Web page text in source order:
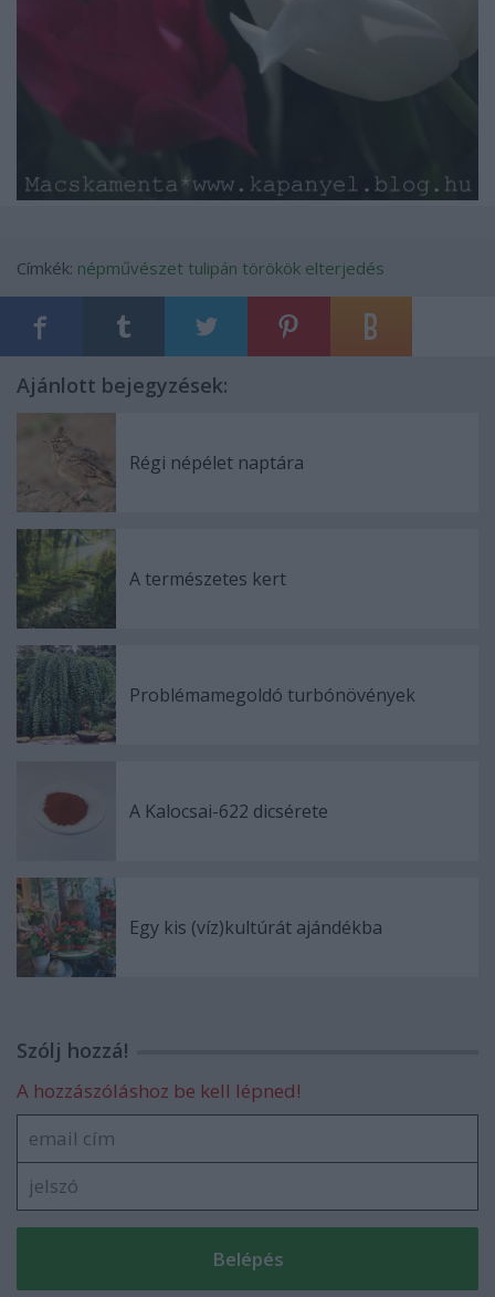
Címkék: népművészet tulipán törökök elterjedés
Ajánlott bejegyzések:
Régi népélet naptára
A természetes kert
Problémamegoldó turbónövények
A Kalocsai-622 dicsérete
Egy kis (víz)kultúrát ajándékba
Szólj hozzá!
A hozzászóláshoz be kell lépned!